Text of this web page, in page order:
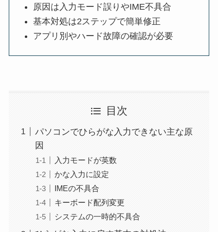
原因は入力モード誤りやIME不具合
基本対処は2ステップで簡単修正
アプリ別やハード故障の確認が必要
目次
パソコンでひらがな入力できない主な原
因
入力モードが英数
かな入力に設定
IMEの不具合
キーボード配列変更
システムの一時的不具合